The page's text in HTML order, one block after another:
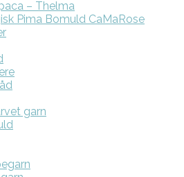
– Thelma
Pima Bomuld CaMaRose
garn